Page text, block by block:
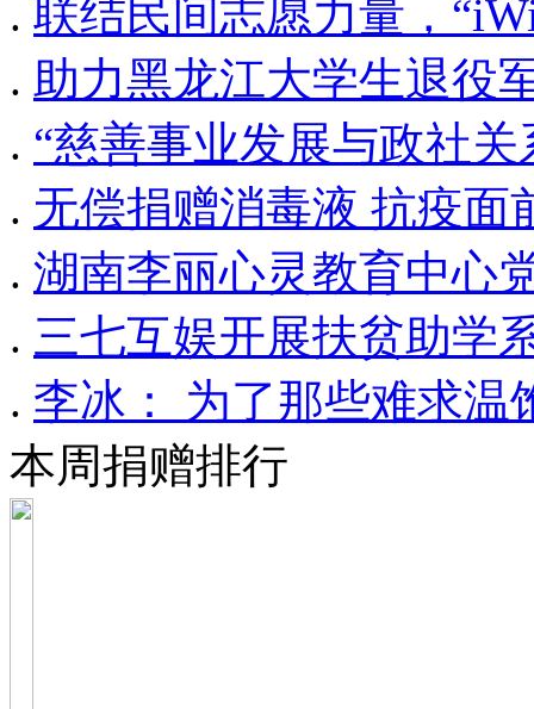
. 联结民间志愿力量，​
. 助力黑龙江大学生退役
. “慈善事业发展与政社
. 无偿捐赠消毒液 抗疫面
. 湖南李丽心灵教育中心
. 三七互娱开展扶贫助学
. 李冰： 为了那些难求温
本周捐赠排行